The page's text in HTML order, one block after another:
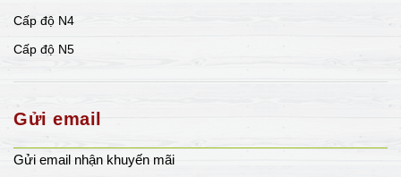
Cấp độ N4
Cấp độ N5
Gửi email
Gửi email nhận khuyến mãi